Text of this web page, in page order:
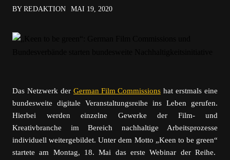
BY REDAKTION MAI 19, 2020
Das Netzwerk der German Film Commissions hat erstmals eine
bundesweite digitale Veranstaltungsreihe ins Leben gerufen.
Hierbei werden einzelne Gewerke der Film- und
Kreativbranche im Bereich nachhaltige Arbeitsprozesse
individuell weitergebildet. Unter dem Motto „Keen to be green“
startete am Montag, 18. Mai das erste Webinar der Reihe.